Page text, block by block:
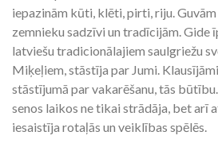
iepazinām kūti, klēti, pirti, riju.
zemnieku sadzīvi un tradīcijām. Gide
latviešu tradicionālajiem saulgriežu
Miķeļiem, stāstīja par Jumi.
stāstījumā par vakarēšanu, tās
senos laikos ne tikai strādāja, bet arī
iesaistīja rotaļās un veiklības spēlēs.